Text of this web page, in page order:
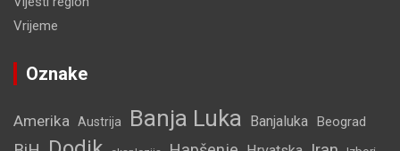
Vrijeme
Oznake
Amerika Austrija Banja Luka Banjaluka Beograd